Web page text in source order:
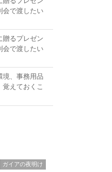
会で渡したい
贈るプレゼン
会で渡したい
境、事務用品
えておくこ
ガイアの夜明け